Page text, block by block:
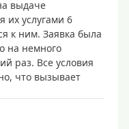
выдаче
их услугами 6
к ним. Заявка была
на немного
раз. Все условия
что вызывает